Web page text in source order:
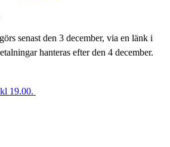
senast den 3 december, via en länk i
hanteras efter den 4 december.
19.00.